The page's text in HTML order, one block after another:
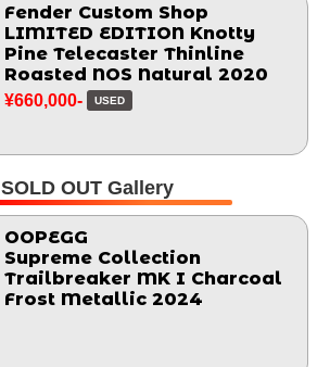
Fender Custom Shop
LIMITED EDITION Knotty
Pine Telecaster Thinline
Roasted NOS Natural 2020
¥660,000- USED
SOLD OUT Gallery
OOPEGG
Supreme Collection
Trailbreaker MK I Charcoal
Frost Metallic 2024